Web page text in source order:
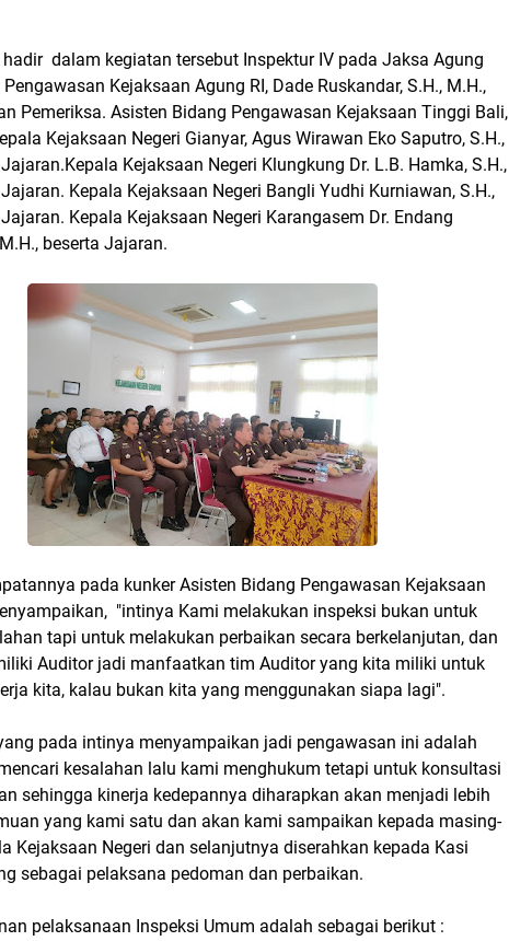
dalam kegiatan tersebut Inspektur IV pada Jaksa Agung
Kejaksaan Agung RI, Dade Ruskandar, S.H., M.H.,
Pemeriksa. Asisten Bidang Pengawasan Kejaksaan Tinggi Bali,
Kejaksaan Negeri Gianyar, Agus Wirawan Eko Saputro, S.H.,
Kejaksaan Negeri Klungkung Dr. L.B. Hamka, S.H.,
Kepala Kejaksaan Negeri Bangli Yudhi Kurniawan, S.H.,
Kepala Kejaksaan Negeri Karangasem Dr. Endang
beserta Jajaran.
pada kunker Asisten Bidang Pengawasan Kejaksaan
"intinya Kami melakukan inspeksi bukan untuk
tapi untuk melakukan perbaikan secara berkelanjutan, dan
Auditor jadi manfaatkan tim Auditor yang kita miliki untuk
kita, kalau bukan kita yang menggunakan siapa lagi".
pada intinya menyampaikan jadi pengawasan ini adalah
kesalahan lalu kami menghukum tetapi untuk konsultasi
sehingga kinerja kedepannya diharapkan akan menjadi lebih
yang kami satu dan akan kami sampaikan kepada masing-
Kejaksaan Negeri dan selanjutnya diserahkan kepada Kasi
sebagai pelaksana pedoman dan perbaikan.
pelaksanaan Inspeksi Umum adalah sebagai berikut :